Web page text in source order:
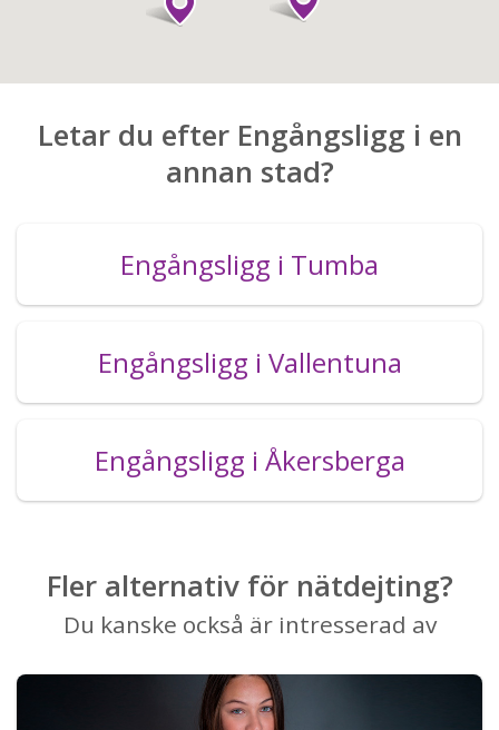
Letar du efter Engångsligg i en
annan stad?
Engångsligg i Tumba
Engångsligg i Vallentuna
Engångsligg i Åkersberga
Fler alternativ för nätdejting?
Du kanske också är intresserad av